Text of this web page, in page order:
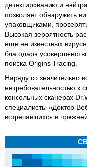
детектированию и
позволяет обнаружить
упаковщиками,
Высокая вероятность
еще не известных
благодаря
поиска Origins Tracing.
Наряду со значительно
нетребовательностью к
консольных сканерах
специалисты «Доктор
встречавшихся в